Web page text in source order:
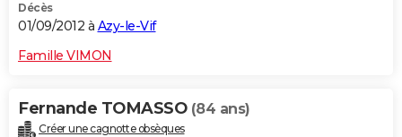
Décès
01/09/2012 à Azy-le-Vif
Famille VIMON
Fernande TOMASSO (84 ans)
Créer une cagnotte obsèques